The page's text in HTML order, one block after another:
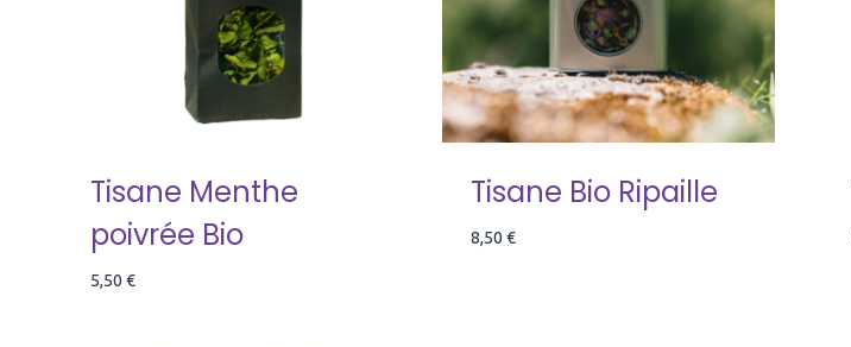
Tisane Menthe
poivrée Bio
5,50 €
Tisane Bio Ripaille
8,50 €